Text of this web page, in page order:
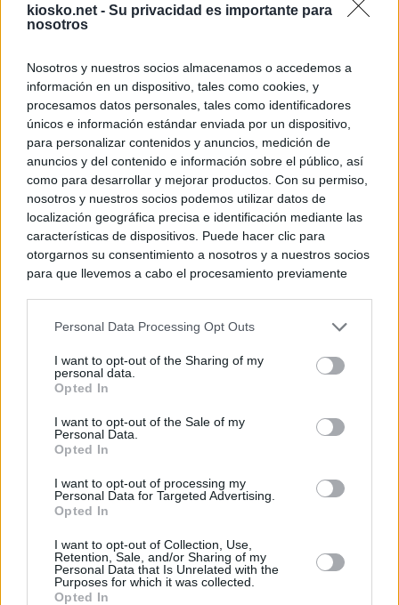
kiosko.net - Su privacidad es importante para
nosotros
Nosotros y nuestros socios almacenamos o accedemos a
información en un dispositivo, tales como cookies, y
procesamos datos personales, tales como identificadores
únicos e información estándar enviada por un dispositivo,
para personalizar contenidos y anuncios, medición de
anuncios y del contenido e información sobre el público, así
como para desarrollar y mejorar productos. Con su permiso,
nosotros y nuestros socios podemos utilizar datos de
localización geográfica precisa e identificación mediante las
características de dispositivos. Puede hacer clic para
otorgarnos su consentimiento a nosotros y a nuestros socios
para que llevemos a cabo el procesamiento previamente
negar su consentimiento. Tenga en cuenta que algún
de su consentimiento, pero usted tiene el derecho de
rechazar tal procesamiento. Sus preferencias se aplicarán
cualquier momento entrando de nuevo en este sitio web o
visitando nuestra política de privacidad.
Personal Data Processing Opt Outs
I want to opt-out of the Sharing of my
personal data.
Opted In
I want to opt-out of the Sale of my
Personal Data.
Opted In
I want to opt-out of processing my
Personal Data for Targeted Advertising.
Opted In
I want to opt-out of Collection, Use,
Retention, Sale, and/or Sharing of my
Personal Data that Is Unrelated with the
Purposes for which it was collected.
Opted In